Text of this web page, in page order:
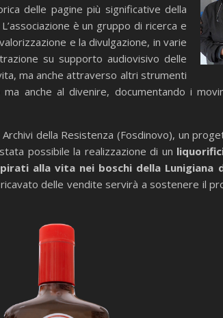
delle pagine più significative della
è un gruppo di ricerca e
e la divulgazione, in varie
su supporto audiovisivo delle
ma anche attraverso altri strumenti
anche al divenire, documentando i
della Resistenza (Fosdinovo), un
possibile la realizzazione di un
alla vita nei boschi della Lunigiana
delle vendite servirà a sostenere il